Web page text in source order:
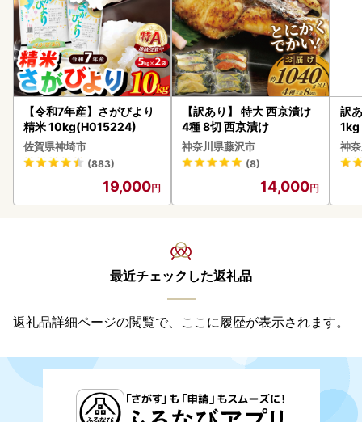
【令和7年産】さがびより
精米 10kg(H015224)
佐賀県神埼市
(883)
19,000
【訳あり】 特大 西京漬け
4種 8切 西京漬け
神奈川県藤沢市
(8)
14,000
訳
1kg
神
最近チェックした返礼品
返礼品詳細ページの閲覧で、ここに履歴が表示されます。